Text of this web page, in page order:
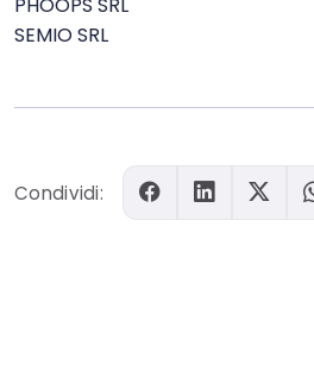
SEMIO SRL
Condividi: